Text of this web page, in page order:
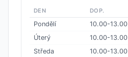
DEN DOP.
Pondělí 10.00-13.00
Úterý
10.00-13.00
Středa
10.00-13.00